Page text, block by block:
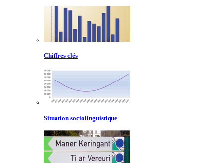
Chiffres clés
Situation sociolinguistique